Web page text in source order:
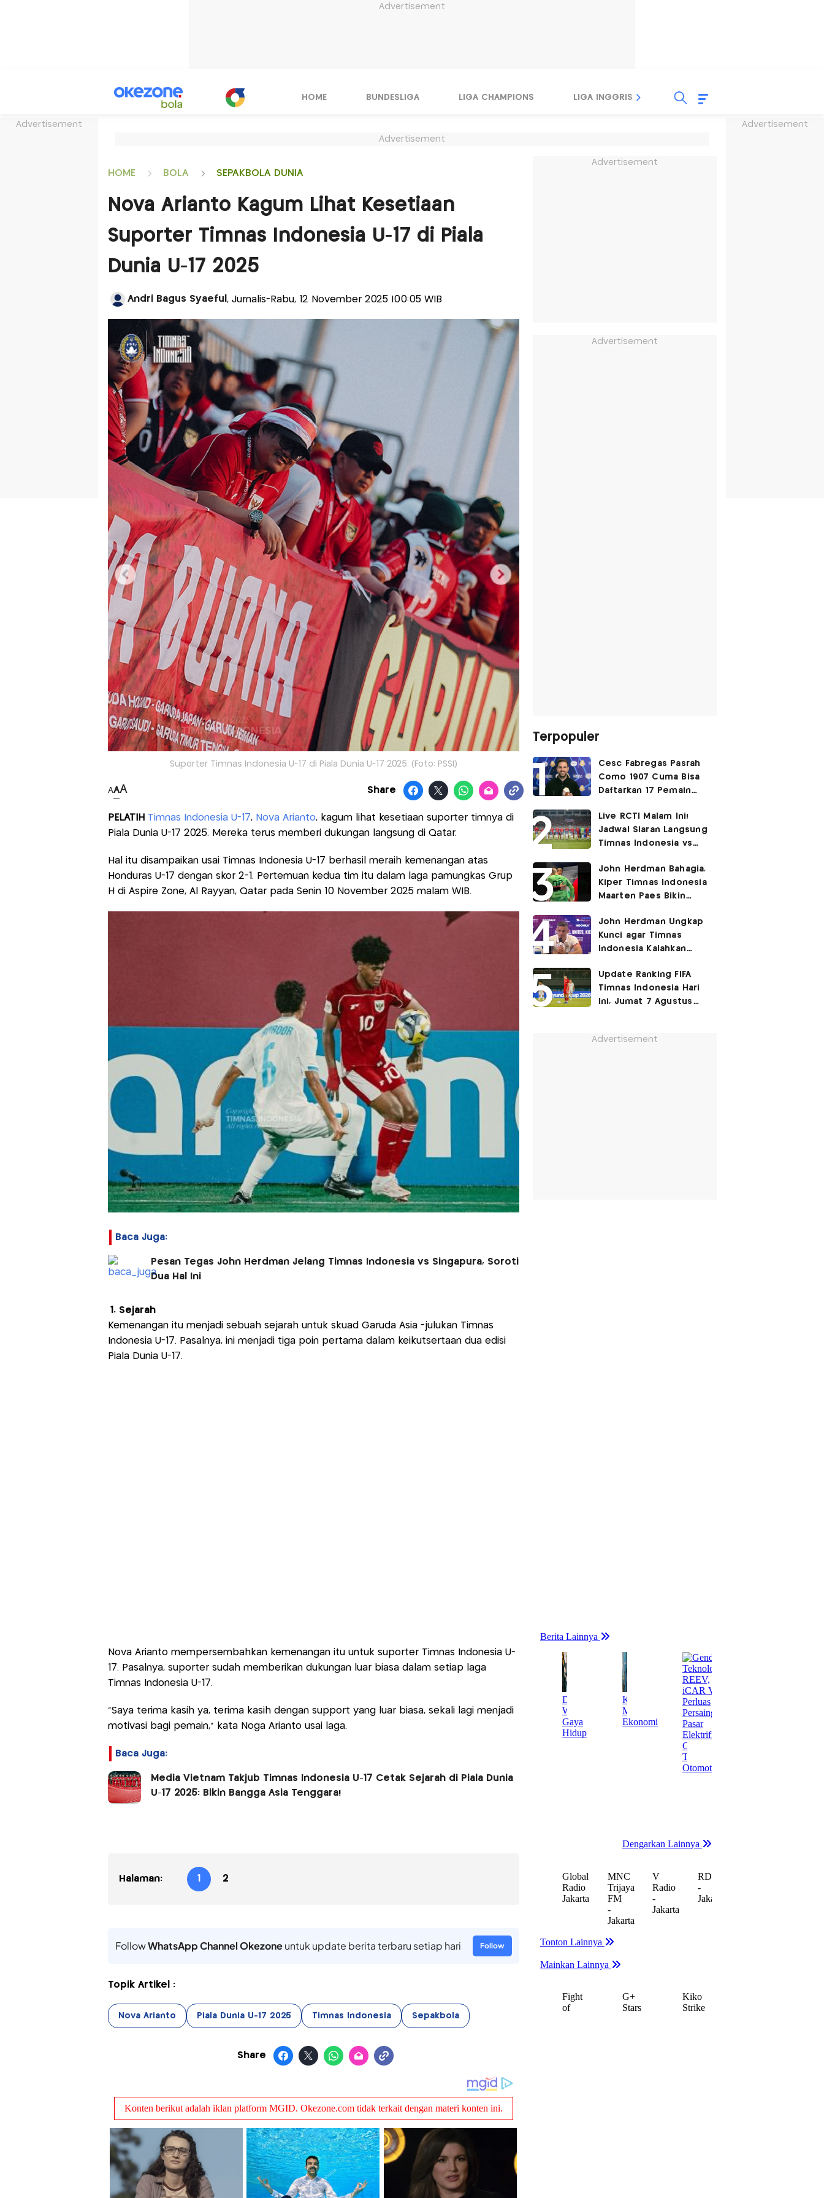
Advertisement
Advertisement Advertisement
HOME BUNDESLIGA LIGA CHAMPIONS LIGA INGGRIS LIGA ITALIA
Advertisement
HOME BOLA SEPAKBOLA DUNIA
Nova Arianto Kagum Lihat Kesetiaan
Suporter Timnas Indonesia U-17 di Piala
Dunia U-17 2025
Andri Bagus Syaeful , Jurnalis-Rabu, 12 November 2025 |00:05 WIB
Suporter Timnas Indonesia U-17 di Piala Dunia U-17 2025. (Foto: PSSI)
AAA Share
PELATIH Timnas Indonesia U-17, Nova Arianto, kagum lihat kesetiaan suporter timnya di
Piala Dunia U-17 2025. Mereka terus memberi dukungan langsung di Qatar.
Hal itu disampaikan usai Timnas Indonesia U-17 berhasil meraih kemenangan atas
Honduras U-17 dengan skor 2-1. Pertemuan kedua tim itu dalam laga pamungkas Grup
H di Aspire Zone, Al Rayyan, Qatar pada Senin 10 November 2025 malam WIB.
Baca Juga:
Pesan Tegas John Herdman Jelang Timnas Indonesia vs Singapura, Soroti
Dua Hal Ini
1. Sejarah
Kemenangan itu menjadi sebuah sejarah untuk skuad Garuda Asia -julukan Timnas
Indonesia U-17. Pasalnya, ini menjadi tiga poin pertama dalam keikutsertaan dua edisi
Piala Dunia U-17.
Nova Arianto mempersembahkan kemenangan itu untuk suporter Timnas Indonesia U-
17. Pasalnya, suporter sudah memberikan dukungan luar biasa dalam setiap laga
Timnas Indonesia U-17.
"Saya terima kasih ya, terima kasih dengan support yang luar biasa, sekali lagi menjadi
motivasi bagi pemain," kata Noga Arianto usai laga.
Baca Juga:
Media Vietnam Takjub Timnas Indonesia U-17 Cetak Sejarah di Piala Dunia
U-17 2025: Bikin Bangga Asia Tenggara!
Halaman: 1 2
FollowWhatsApp Channel Okezoneuntuk update berita terbaru setiap hari Follow
Topik Artikel :
Nova Arianto Piala Dunia U-17 2025 Timnas Indonesia Sepakbola
Share
Advertisement
Advertisement
Terpopuler
Cesc Fabregas Pasrah
Como 1907 Cuma Bisa
Daftarkan 17 Pemain
2026-2027
Live RCTI Malam Ini!
Jadwal Siaran Langsung
Timnas Indonesia vs
2026: Laga Hidup Mati
John Herdman Bahagia,
Kiper Timnas Indonesia
Maarten Paes Bikin
Duduk di Bangku
Cadangan!
John Herdman Ungkap
Kunci agar Timnas
Indonesia Kalahkan
2026: Tenang tapi
Berapi-api
Update Ranking FIFA
Timnas Indonesia Hari
Ini, Jumat 7 Agustus
Advertisement